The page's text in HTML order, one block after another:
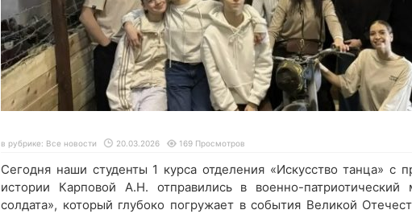
в рубрике: Все новости 20.03.2026 169 Просмотров
Сегодня наши студенты 1 курса отделения «Искусство танца» с
истории Карповой А.Н. отправились в военно-патриотический
солдата», который глубоко погружает в события Великой